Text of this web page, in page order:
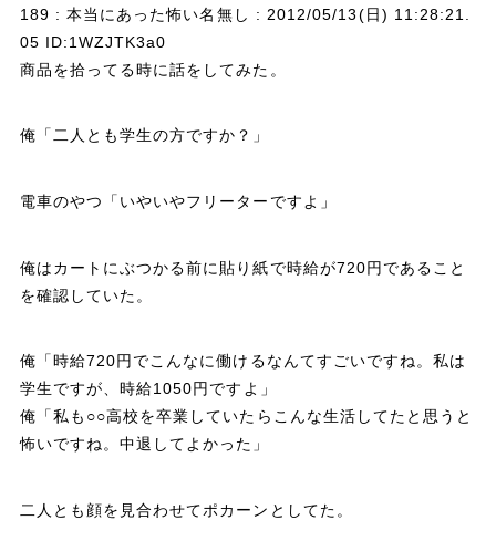
189 : 本当にあった怖い名無し : 2012/05/13(日) 11:28:21.
05 ID:1WZJTK3a0
商品を拾ってる時に話をしてみた。
俺「二人とも学生の方ですか？」
電車のやつ「いやいやフリーターですよ」
俺はカートにぶつかる前に貼り紙で時給が720円であること
を確認していた。
俺「時給720円でこんなに働けるなんてすごいですね。私は
学生ですが、時給1050円ですよ」
俺「私も○○高校を卒業していたらこんな生活してたと思うと
怖いですね。中退してよかった」
二人とも顔を見合わせてポカーンとしてた。